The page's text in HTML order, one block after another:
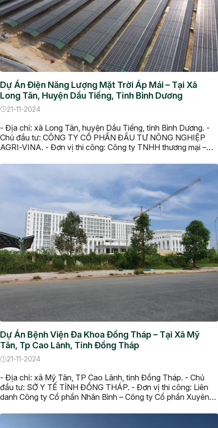
Dự Án Điện Năng Lượng Mặt Trời Áp Mái – Tại Xã
Long Tân, Huyện Dầu Tiếng, Tỉnh Bình Dương
21-11-2024
- Địa chỉ: xã Long Tân, huyện Dầu Tiếng, tỉnh Bình Dương. -
Chủ đầu tư: CÔNG TY CỔ PHẦN ĐẦU TƯ NÔNG NGHIỆP
AGRI-VINA. - Đơn vị thi công: Công ty TNHH thương mại –
Dự Án Bệnh Viện Đa Khoa Đồng Tháp – Tại Xã Mỹ
Tân, Tp Cao Lãnh, Tỉnh Đồng Tháp
21-11-2024
- Địa chỉ: xã Mỹ Tân, TP Cao Lãnh, tỉnh Đồng Tháp. - Chủ
đầu tư: SỞ Y TẾ TỈNH ĐỒNG THÁP. - Đơn vị thi công: Liên
danh Công ty Cổ phần Nhân Bình – Công ty Cổ phần Xuyên